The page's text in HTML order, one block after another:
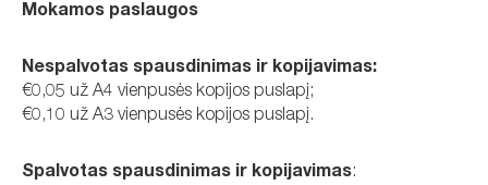
Mokamos paslaugos
Nespalvotas spausdinimas ir kopijavimas:
€0,05 už A4 vienpusės kopijos puslapį;
€0,10 už А3 vienpusės kopijos puslapį.
Spalvotas spausdinimas ir kopijavimas: